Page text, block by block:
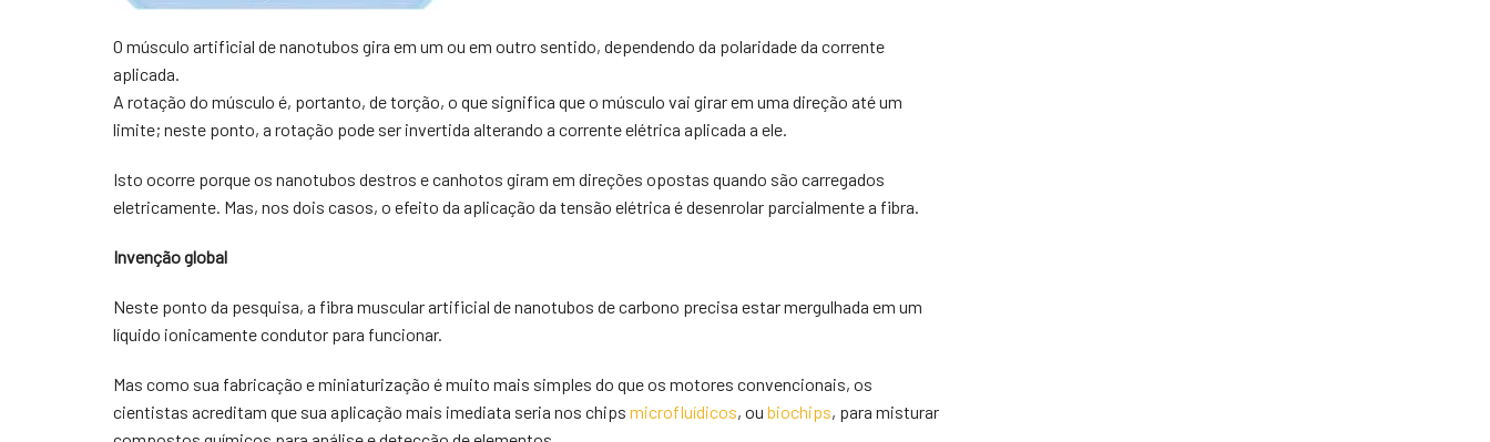
O músculo artificial de nanotubos gira em um ou em outro sentido, dependendo da polaridade da corrente
aplicada.
A rotação do músculo é, portanto, de torção, o que significa que o músculo vai girar em uma direção até um
limite; neste ponto, a rotação pode ser invertida alterando a corrente elétrica aplicada a ele.
Isto ocorre porque os nanotubos destros e canhotos giram em direções opostas quando são carregados
eletricamente. Mas, nos dois casos, o efeito da aplicação da tensão elétrica é desenrolar parcialmente a fibra.
Invenção global
Neste ponto da pesquisa, a fibra muscular artificial de nanotubos de carbono precisa estar mergulhada em um
líquido ionicamente condutor para funcionar.
Mas como sua fabricação e miniaturização é muito mais simples do que os motores convencionais, os
cientistas acreditam que sua aplicação mais imediata seria nos chips microfluídicos, ou biochips, para misturar